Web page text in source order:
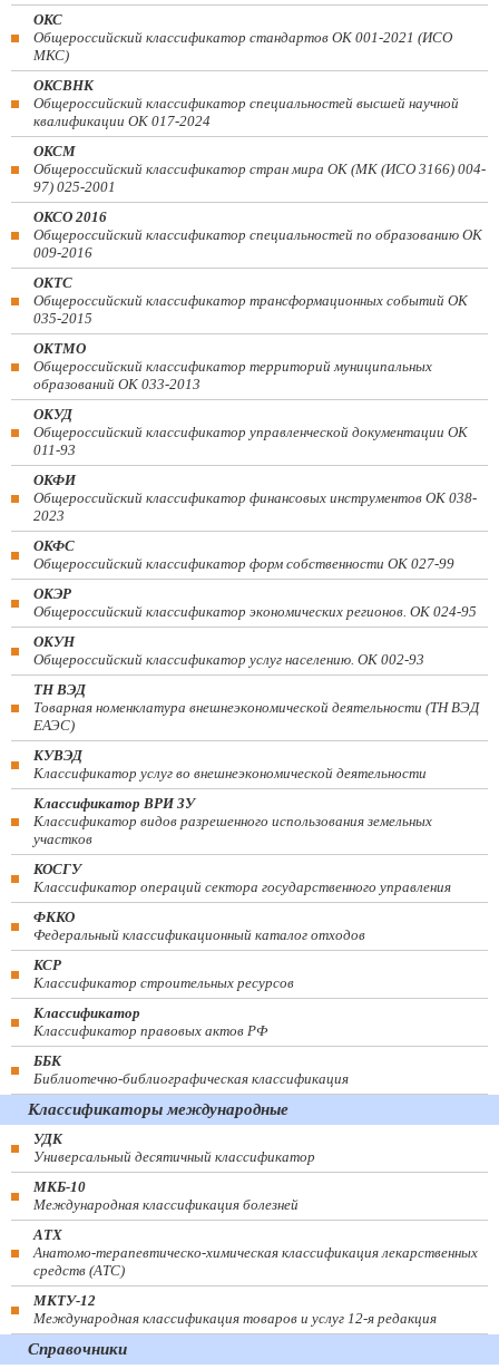
ОКС
Общероссийский классификатор стандартов ОК 001-2021 (ИСО
МКС)
ОКСВНК
Общероссийский классификатор специальностей высшей научной
квалификации ОК 017-2024
ОКСМ
Общероссийский классификатор стран мира ОК (МК (ИСО 3166) 004-
97) 025-2001
ОКСО 2016
Общероссийский классификатор специальностей по образованию ОК
009-2016
ОКТС
Общероссийский классификатор трансформационных событий ОК
035-2015
ОКТМО
Общероссийский классификатор территорий муниципальных
образований ОК 033-2013
ОКУД
Общероссийский классификатор управленческой документации ОК
011-93
ОКФИ
Общероссийский классификатор финансовых инструментов OK 038-
2023
ОКФС
Общероссийский классификатор форм собственности ОК 027-99
ОКЭР
Общероссийский классификатор экономических регионов. ОК 024-95
ОКУН
Общероссийский классификатор услуг населению. ОК 002-93
ТН ВЭД
Товарная номенклатура внешнеэкономической деятельности (ТН ВЭД
ЕАЭС)
КУВЭД
Классификатор услуг во внешнеэкономической деятельности
Классификатор ВРИ ЗУ
Классификатор видов разрешенного использования земельных
участков
КОСГУ
Классификатор операций сектора государственного управления
ФККО
Федеральный классификационный каталог отходов
КСР
Классификатор строительных ресурсов
Классификатор
Классификатор правовых актов РФ
ББК
Библиотечно-библиографическая классификация
Классификаторы международные
УДК
Универсальный десятичный классификатор
МКБ-10
Международная классификация болезней
АТХ
Анатомо-терапевтическо-химическая классификация лекарственных
средств (ATC)
МКТУ-12
Международная классификация товаров и услуг 12-я редакция
Справочники